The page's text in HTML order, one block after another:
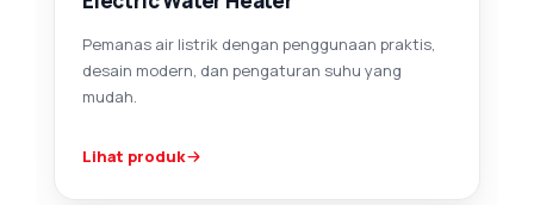
Pemanas air listrik dengan penggunaan praktis,
desain modern, dan pengaturan suhu yang
mudah.
Lihat produk